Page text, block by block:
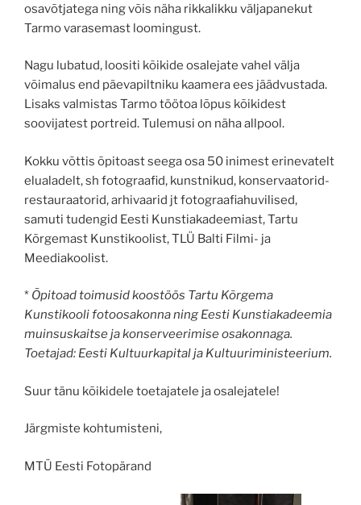
osavõtjatega ning võis näha rikkalikku väljapanekut
Tarmo varasemast loomingust.
Nagu lubatud, loositi kõikide osalejate vahel välja
võimalus end päevapiltniku kaamera ees jäädvustada.
Lisaks valmistas Tarmo töötoa lõpus kõikidest
soovijatest portreid. Tulemusi on näha allpool.
Kokku võttis õpitoast seega osa 50 inimest erinevatelt
elualadelt, sh fotograafid, kunstnikud, konservaatorid-
restauraatorid, arhivaarid jt fotograafiahuvilised,
samuti tudengid Eesti Kunstiakadeemiast, Tartu
Kõrgemast Kunstikoolist, TLÜ Balti Filmi- ja
Meediakoolist.
* Õpitoad toimusid koostöös Tartu Kõrgema
Kunstikooli fotoosakonna ning Eesti Kunstiakadeemia
muinsuskaitse ja konserveerimise osakonnaga.
Toetajad: Eesti Kultuurkapital ja Kultuuriministeerium.
Suur tänu kõikidele toetajatele ja osalejatele!
Järgmiste kohtumisteni,
MTÜ Eesti Fotopärand